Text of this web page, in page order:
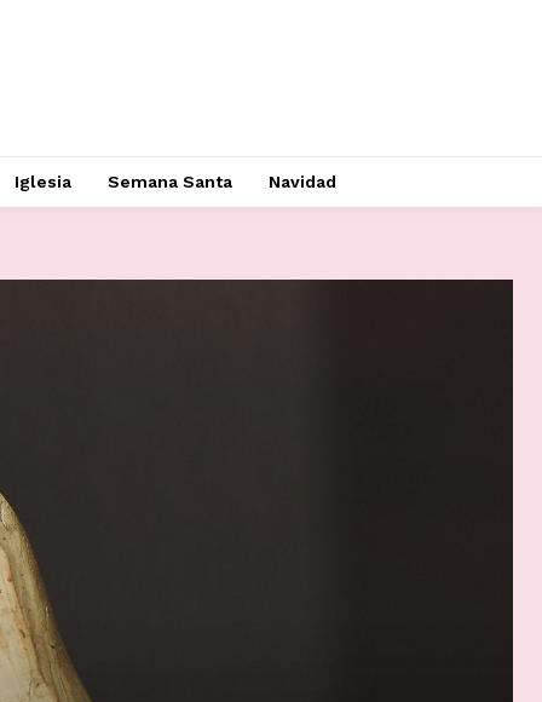
Iglesia Semana Santa Navidad